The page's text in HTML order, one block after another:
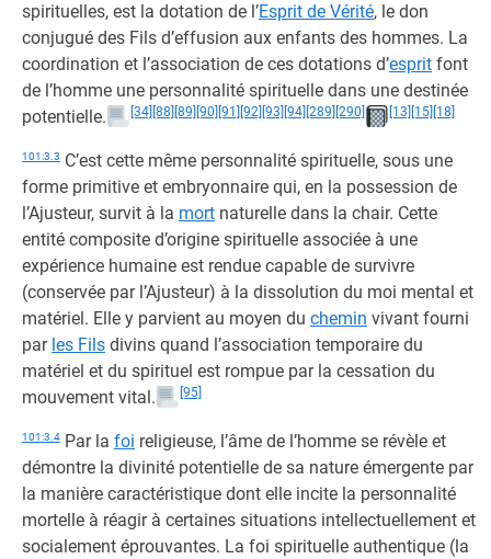
spirituelles, est la dotation de l’Esprit de Vérité, le don
conjugué des Fils d’effusion aux enfants des hommes. La
coordination et l’association de ces dotations d’esprit font
de l’homme une personnalité spirituelle dans une destinée
potentielle.
[34] [88] [89] [90] [91] [92] [93] [94] [289] [290] [13] [15] [18]
101:3.3 C’est cette même personnalité spirituelle, sous une
forme primitive et embryonnaire qui, en la possession de
l’Ajusteur, survit à la mort naturelle dans la chair. Cette
entité composite d’origine spirituelle associée à une
expérience humaine est rendue capable de survivre
(conservée par l’Ajusteur) à la dissolution du moi mental et
matériel. Elle y parvient au moyen du chemin vivant fourni
par les Fils divins quand l’association temporaire du
matériel et du spirituel est rompue par la cessation du
mouvement vital.
[95]
101:3.4 Par la foi religieuse, l’âme de l’homme se révèle et
démontre la divinité potentielle de sa nature émergente par
la manière caractéristique dont elle incite la personnalité
mortelle à réagir à certaines situations intellectuellement et
socialement éprouvantes. La foi spirituelle authentique (la